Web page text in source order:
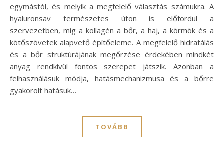
egymástól, és melyik a megfelelő választás számukra. A
hyaluronsav természetes úton is előfordul a
szervezetben, míg a kollagén a bőr, a haj, a körmök és a
kötőszövetek alapvető építőeleme. A megfelelő hidratálás
és a bőr struktúrájának megőrzése érdekében mindkét
anyag rendkívül fontos szerepet játszik. Azonban a
felhasználásuk módja, hatásmechanizmusa és a bőrre
gyakorolt hatásuk…
TOVÁBB